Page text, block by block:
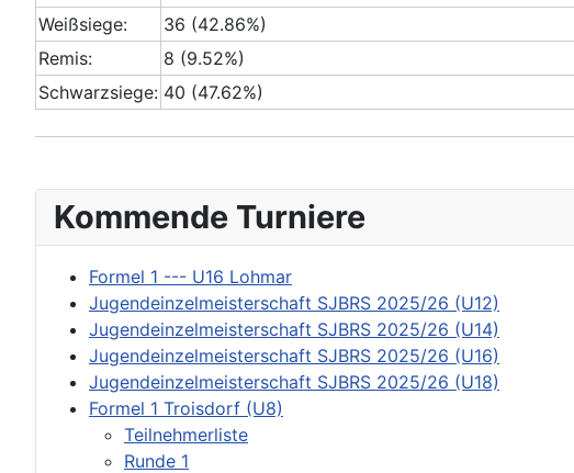
Weißsiege:
36 (42.86%)
Remis:
8 (9.52%)
Schwarzsiege: 40 (47.62%)
Kommende Turniere
Formel 1 --- U16 Lohmar
Jugendeinzelmeisterschaft SJBRS 2025/26 (U12)
Jugendeinzelmeisterschaft SJBRS 2025/26 (U14)
Jugendeinzelmeisterschaft SJBRS 2025/26 (U16)
Jugendeinzelmeisterschaft SJBRS 2025/26 (U18)
Formel 1 Troisdorf (U8)
Teilnehmerliste
Runde 1